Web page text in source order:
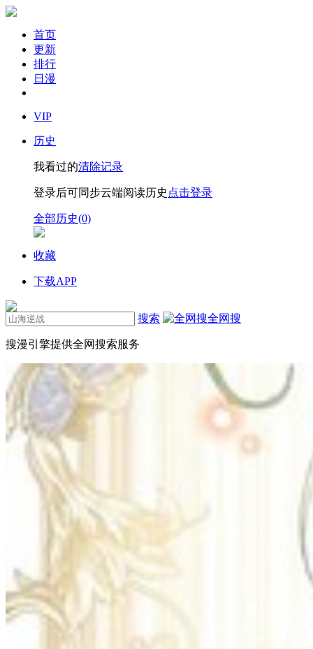
首页
更新
排行
日漫
VIP
历史
我看过的清除记录
登录后可同步云端阅读历史 点击登录
全部历史(0)
收藏
下载APP
搜索 全网搜
搜漫引擎提供全网搜索服务